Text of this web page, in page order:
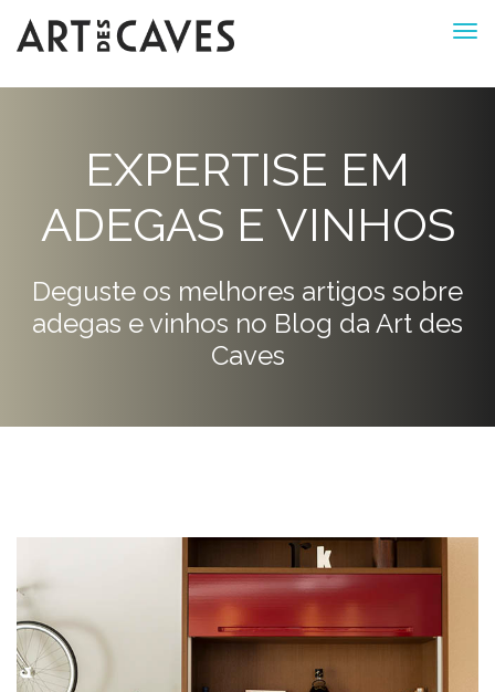
EXPERTISE EM
ADEGAS E VINHOS
Deguste os melhores artigos sobre
adegas e vinhos no Blog da Art des
Caves